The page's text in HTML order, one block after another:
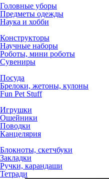
Головные уборы
Предметы одежды
Наука и хобби
Конструкторы
Научные наборы
Роботы, мини роботы
Сувениры
Посуда
Брелоки, жетоны, кулоны
Fun Pet Stuff
Игрушки
Ошейники
Поводки
Канцелярия
Блокноты, скетчбуки
Закладки
Ручки, карандаши
Тетради